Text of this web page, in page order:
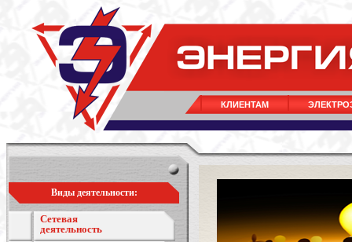
КЛИЕНТАМ
Виды деятельности:
Сетевая
деятельность